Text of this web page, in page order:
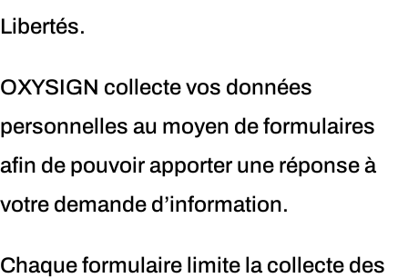
Libertés.
OXYSIGN collecte vos données
personnelles au moyen de formulaires
afin de pouvoir apporter une réponse à
votre demande d’information.
Chaque formulaire limite la collecte des